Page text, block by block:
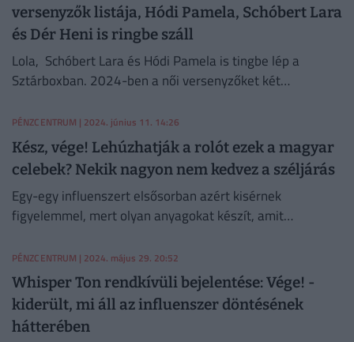
versenyzők listája, Hódi Pamela, Schóbert Lara
és Dér Heni is ringbe száll
Lola, Schóbert Lara és Hódi Pamela is tingbe lép a
Sztárboxban. 2024-ben a női versenyzőket két
PÉNZCENTRUM | 2024. június 11. 14:26
Kész, vége! Lehúzhatják a rolót ezek a magyar
celebek? Nekik nagyon nem kedvez a széljárás
Egy-egy influenszert elsősorban azért kisérnek
figyelemmel, mert olyan anyagokat készít, amit
PÉNZCENTRUM | 2024. május 29. 20:52
Whisper Ton rendkívüli bejelentése: Vége! -
kiderült, mi áll az influenszer döntésének
hátterében